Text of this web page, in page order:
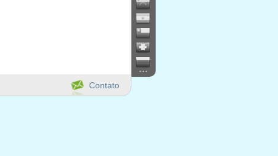
...
Contato